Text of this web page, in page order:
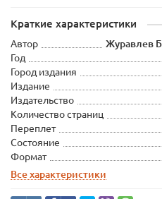
Краткие характеристики
Автор
Журавлев
Год
Город издания
Издание
Издательство
Количество страниц
Переплет
Состояние
Формат
Все характеристики